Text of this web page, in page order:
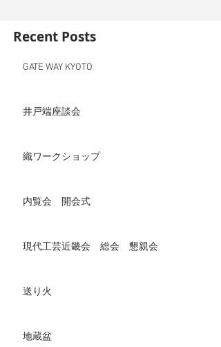
Recent Posts
GATE WAY KYOTO
井戸端座談会
織ワークショップ
内覧会 開会式
現代工芸近畿会 総会 懇親会
送り火
地蔵盆